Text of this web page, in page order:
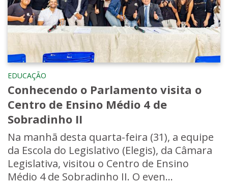
EDUCAÇÃO
Conhecendo o Parlamento visita o
Centro de Ensino Médio 4 de
Sobradinho II
Na manhã desta quarta-feira (31), a equipe
da Escola do Legislativo (Elegis), da Câmara
Legislativa, visitou o Centro de Ensino
Médio 4 de Sobradinho II. O even...